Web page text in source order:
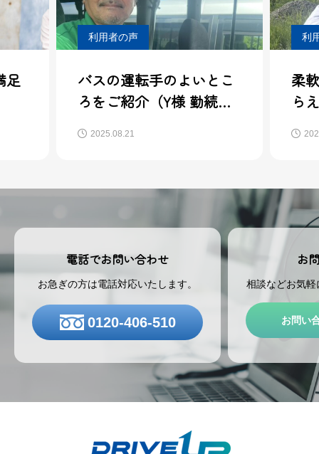
足
利用者の声
バスの運転手のよいとこ
ろをご紹介（Y様 勤続年
2025.08.21
利
柔
ら
電話でお問い合わせ
お急ぎの方は電話対応いたします。
0120-406-510
お
相談などお気
お問い